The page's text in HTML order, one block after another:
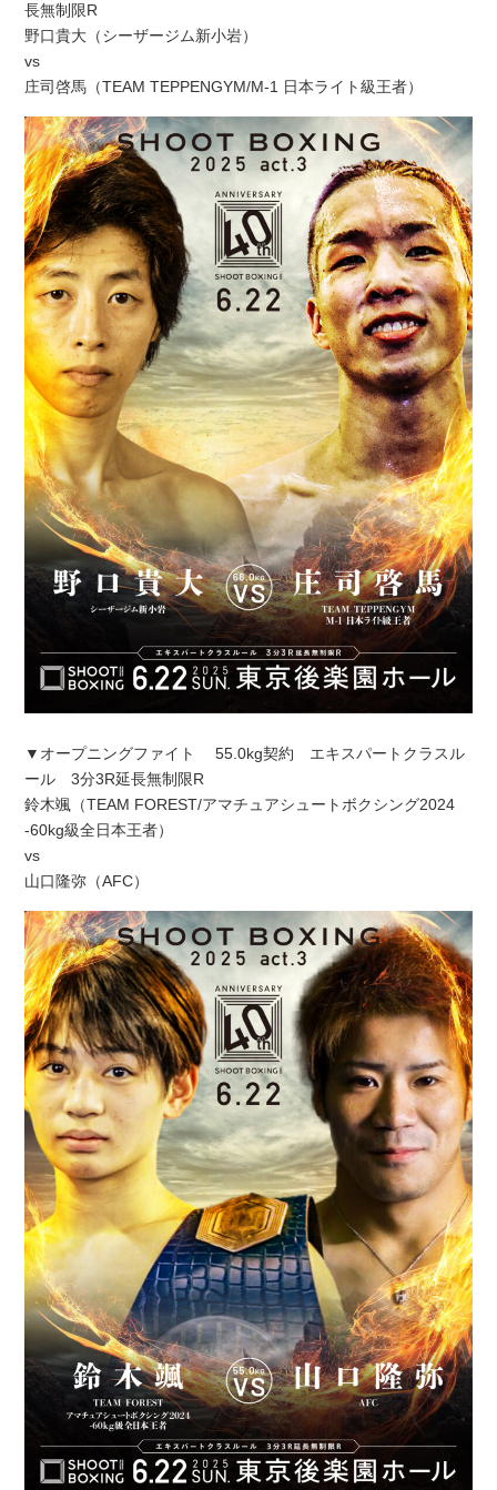
長無制限R
野口貴大（シーザージム新小岩）
vs
庄司啓馬（TEAM TEPPENGYM/M-1 日本ライト級王者）
▼オープニングファイト 55.0kg契約 エキスパートクラスル
ール 3分3R延長無制限R
鈴木颯（TEAM FOREST/アマチュアシュートボクシング2024
-60kg級全日本王者）
vs
山口隆弥（AFC）